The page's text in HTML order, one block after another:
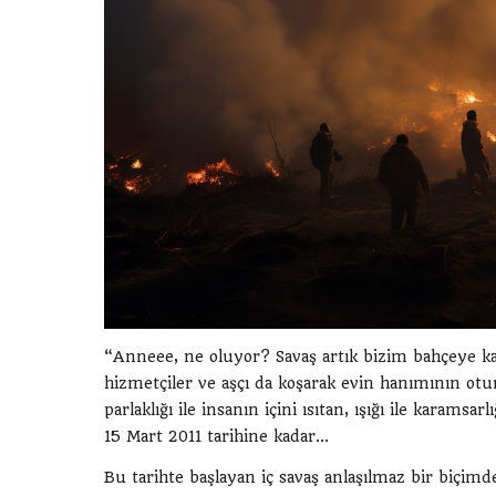
“Anneee, ne oluyor? Savaş artık bizim bahçeye
hizmetçiler ve aşçı da koşarak evin hanımının
parlaklığı ile insanın içini ısıtan, ışığı ile
15 Mart 2011 tarihine kadar...
Bu tarihte başlayan iç savaş anlaşılmaz bir